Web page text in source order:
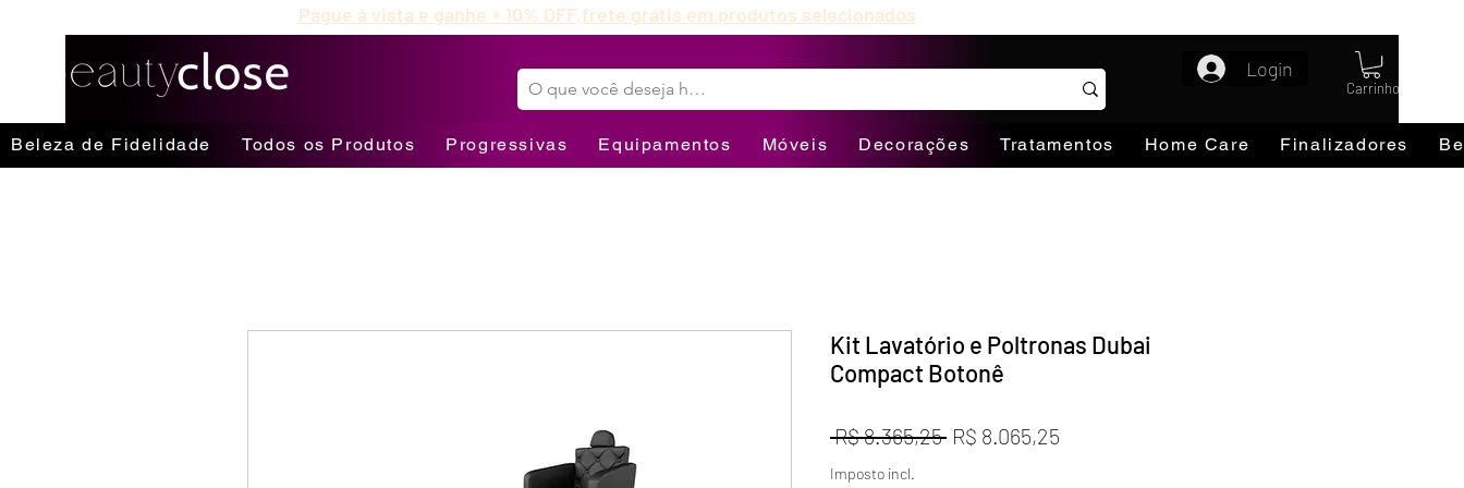
Pague à vista e ganhe + 10% OFF,
Login
Carrinho
Beleza de Fidelidade Todos os Produtos Progressivas Equipamentos Móveis Decorações Tratamentos Home Care Finalizadores
frete grátis em produtos selecionados
Kit Lavatório e Poltronas Dubai
Compact Botonê
R$ 8.365,25 Preço
R$ 8.065,25
Imposto incl.